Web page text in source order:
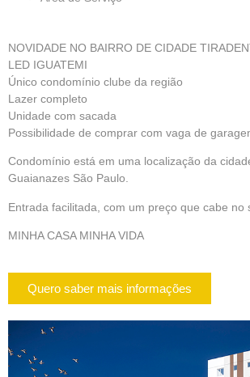
NOVIDADE NO BAIRRO DE CIDADE
LED IGUATEMI
Único condomínio clube da região
Lazer completo
Unidade com sacada
Possibilidade de comprar com vaga de
Condomínio está em uma localização da
Guaianazes São Paulo.
Entrada facilitada, com um preço que cabe no
MINHA CASA MINHA VIDA
Quero saber mais informações